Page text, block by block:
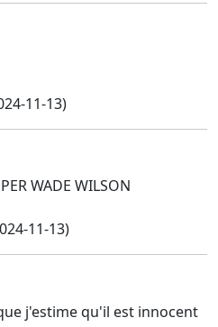
11-13)
WADE WILSON
11-13)
j'estime qu'il est innocent